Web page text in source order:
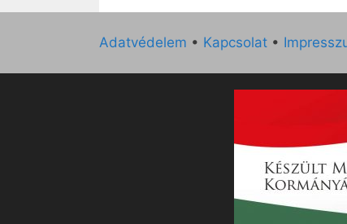
Adatvédelem • Kapcsolat •